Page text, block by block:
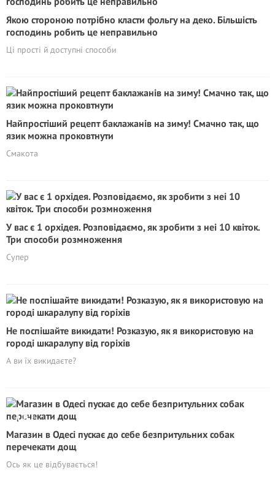
Якою стороною потрібно класти фольгу на деко. Більшість
господинь робить це неправильно
Ці прості й доступні способи
Найпростіший рецепт баклажанів на зиму! Смачно так, що
язик можна проковтнути
Смакота
У вас є 1 орхідея. Розповідаємо, як зробити з неі 10 квіток.
Три способи розмноження
Супер
Не поспішайте викидати! Розказую, як я використовую на
городі шкаралупу від горіхів
А ви їх викидаєте?
Магазин в Одесі пускає до себе безпритульних собак
перечекати дощ
Ось як це відбувається!